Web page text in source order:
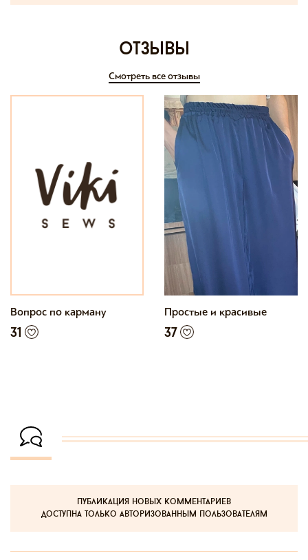
отзывы
Смотреть все отзывы
Вопрос по карману
31
Простые и красивые
37
публикация новых комментариев
доступна только авторизованным пользователям